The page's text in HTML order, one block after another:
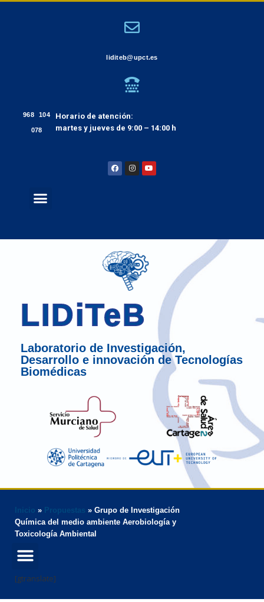
liditeb@upct.es
968 104
078
Horario de atención:
martes y jueves de 9:00 – 14:00 h
LIDiTeB
Laboratorio de Investigación,
Desarrollo e innovación de Tecnologías
Biomédicas
Inicio » Propuestas » Grupo de Investigación
Química del medio ambiente Aerobiología y
Toxicología Ambiental
[gtranslate]